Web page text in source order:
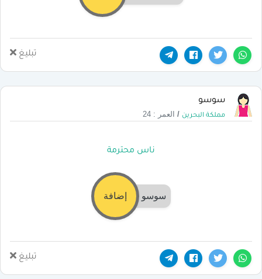
تبليغ
سوسو
مملكة البحرين / العمر : 24
ناس محترمة
سوسو إضافة
تبليغ